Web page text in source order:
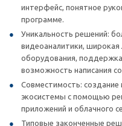
интерфейс, понятное
программе.
Уникальность решений:
видеоаналитики, широкая
оборудования,
возможность написания
Совместимость:
экосистемы с помощью
приложений и облачного
Типовые законченные